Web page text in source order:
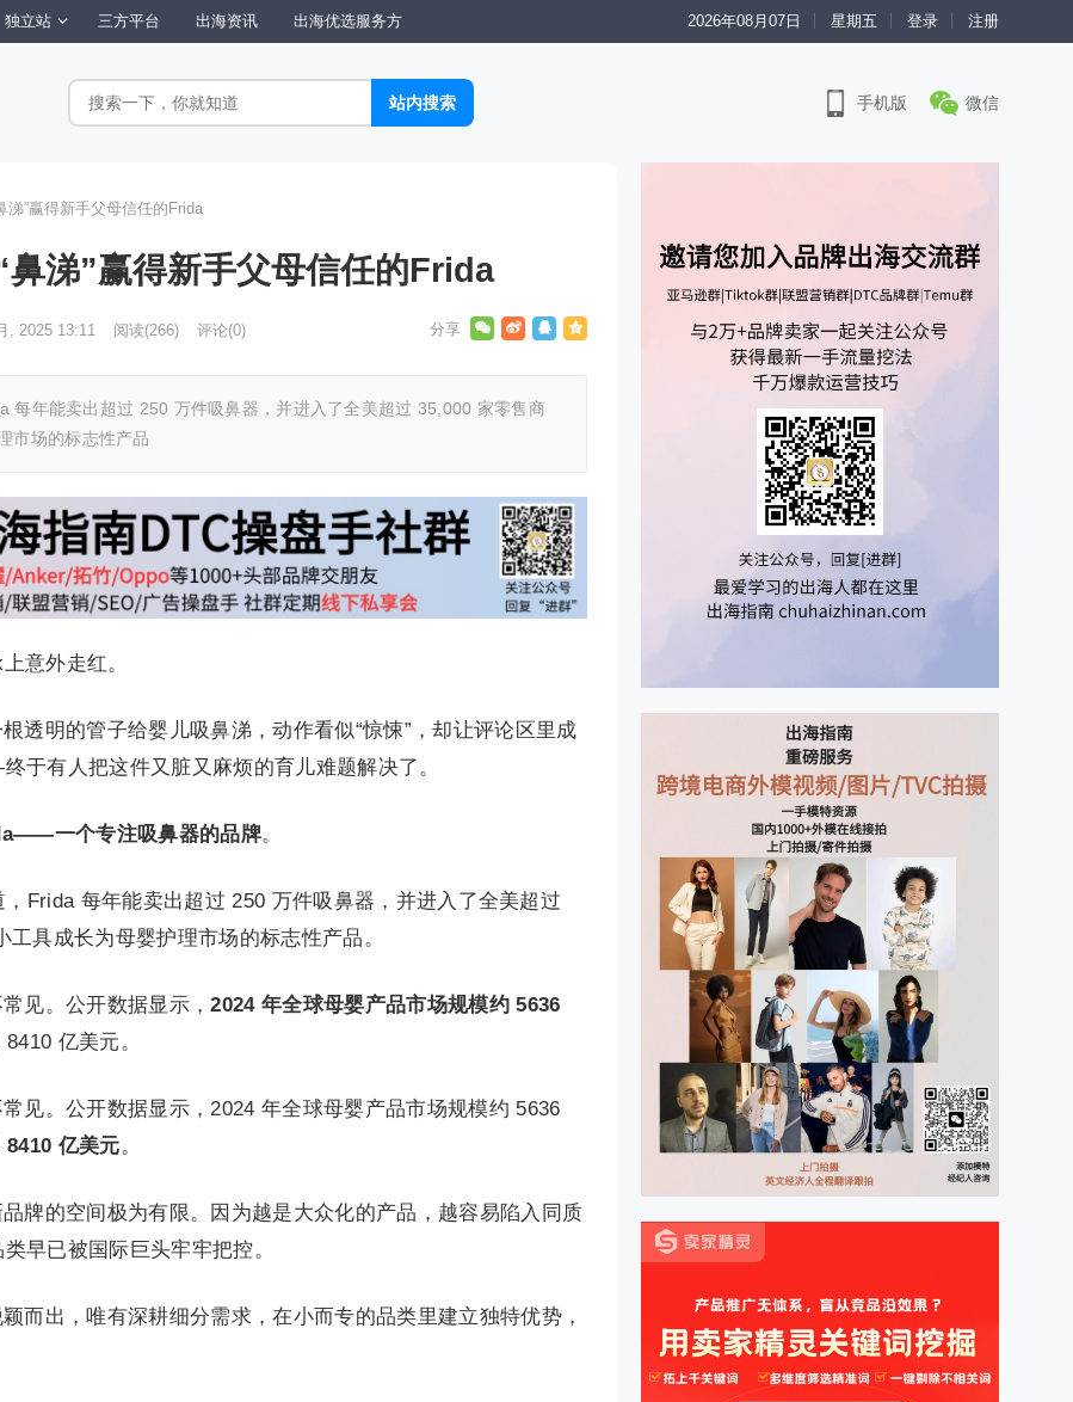
独立站 三方平台 出海资讯 出海优选服务方 2026年08月07日 星期五 登录 注册
手机版 微信
涕”赢得新手父母信任的Frida
涕”赢得新手父母信任的Frida
, 2025 13:11 阅读(266) 评论(0)
每年能卖出超过 250 万件吸鼻器，并进入了全美超过 35,000 家零售商
市场的标志性产品
意外走红。
透明的管子给婴儿吸鼻涕，动作看似“惊悚”，却让评论区里成
于有人把这件又脏又麻烦的育儿难题解决了。
一个专注吸鼻器的品牌。
Frida 每年能卖出超过 250 万件吸鼻器，并进入了全美超过
具成长为母婴护理市场的标志性产品。
见。公开数据显示，2024 年全球母婴产品市场规模约 5636
亿美元。
见。公开数据显示，2024 年全球母婴产品市场规模约 5636
8410 亿美元。
牌的空间极为有限。因为越是大众化的产品，越容易陷入同质
早已被国际巨头牢牢把控。
而出，唯有深耕细分需求，在小而专的品类里建立独特优势，